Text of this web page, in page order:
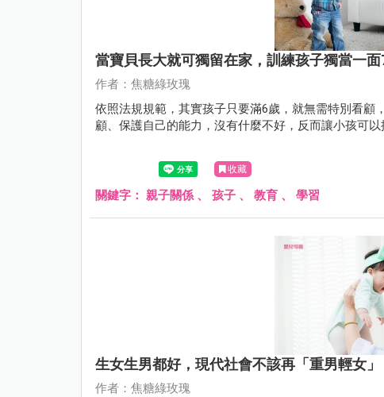
當寶貝長大就可獨留在家，訓練孩子獨當一
作者：焦糖綠玫瑰
依照法規規範，其實孩子只要滿6歲，就無需特別看
顧、保護自己的能力，沒有什麼不好，反而讓小孩可以
收藏
關鍵字： 親子關係 、 孩子 、 教育 、 學習
生女生男都好，現代社會不該再「重男輕女」
作者：焦糖綠玫瑰